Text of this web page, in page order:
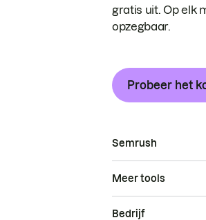
gratis uit. Op elk
opzegbaar.
Probeer het
Semrush
Meer tools
Bedrijf